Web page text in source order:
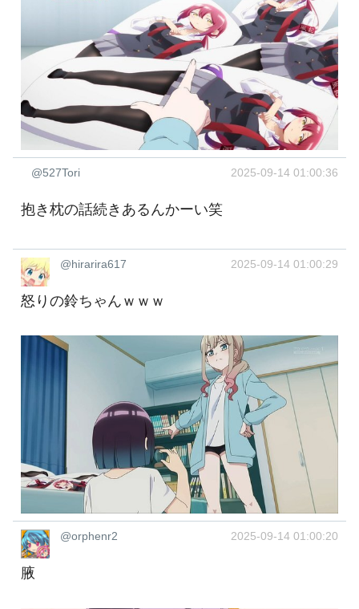
@527Tori 2025-09-14 01:00:36
抱き枕の話続きあるんかーい笑
@hirarira617 2025-09-14 01:00:29
怒りの鈴ちゃんｗｗｗ
@orphenr2 2025-09-14 01:00:20
腋